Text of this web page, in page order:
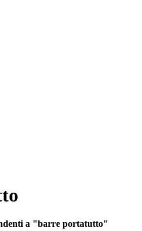
a "barre portatutto"